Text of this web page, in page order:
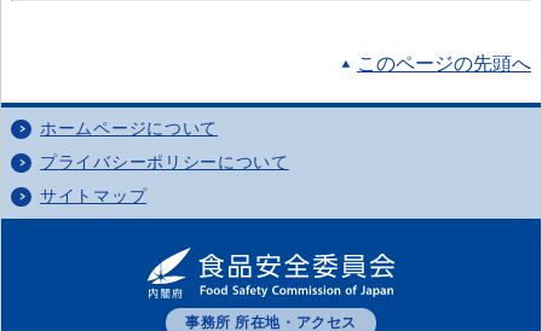
このページの先頭へ
ホームページについて
プライバシーポリシーについて
サイトマップ
事務所 所在地・アクセス